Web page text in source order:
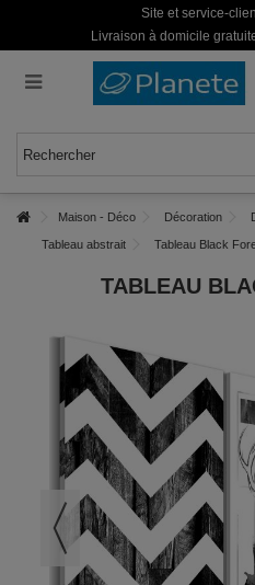
Site et service-
Livraison à domicile
Maison - Déco Décoration
Tableau abstrait Tableau Black
TABLEAU